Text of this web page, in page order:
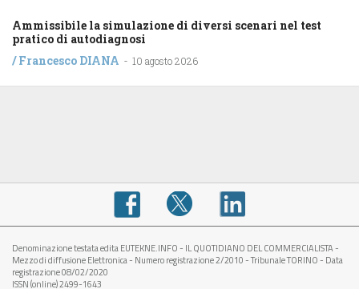
Ammissibile la simulazione di diversi scenari nel test
pratico di autodiagnosi
/Francesco DIANA - 10 agosto 2026
Denominazione testata edita EUTEKNE.INFO - IL QUOTIDIANO DEL COMMERCIALISTA -
Mezzo di diffusione Elettronica - Numero registrazione 2/2010 - Tribunale TORINO - Data
registrazione 08/02/2020
ISSN (online) 2499-1643